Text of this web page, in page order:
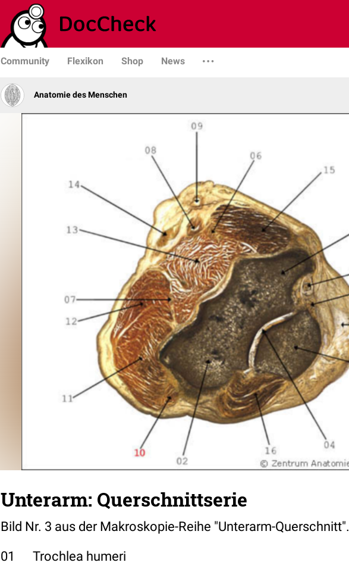
Community Flexikon Shop News
Anatomie des Menschen
Unterarm: Querschnittserie
Bild Nr. 3 aus der Makroskopie-Reihe "Unterarm-Querschnitt".
01 Trochlea humeri